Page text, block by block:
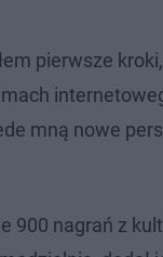
pierwsze
mną nowe
900 nagrań z